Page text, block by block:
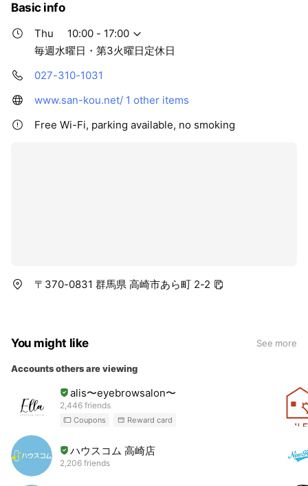
Basic info
Thu
10:00 - 17:00
毎週水曜日・第3火曜日定休日
027-310-1031
www.san-kou.net/ 1 other items
Free Wi-Fi, parking available, no smoking
〒370-0831 群馬県 高崎市あら町 2-2
You might like See more
Accounts others are viewing
alis〜eyebrowsalon〜
2,446 friends
Coupons Reward card
ハウスコム 高崎店
2,206 friends